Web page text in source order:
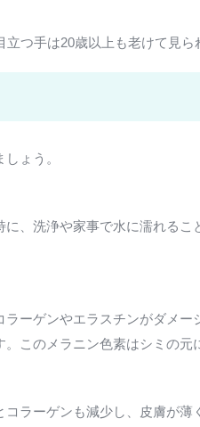
つ手は20歳以上も老けて見ら
ょう。
、洗浄や家事で水に濡れる
ーゲンやエラスチンがダメ
このメラニン色素はシミの元
ラーゲンも減少し、皮膚が薄